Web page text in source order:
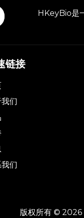
HKeyBio是
链接
们
们
版权所有 © 2026